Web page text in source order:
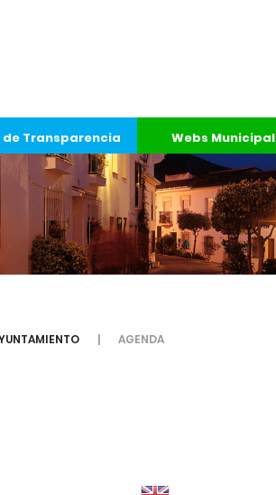
Transparencia Webs
AGENDA